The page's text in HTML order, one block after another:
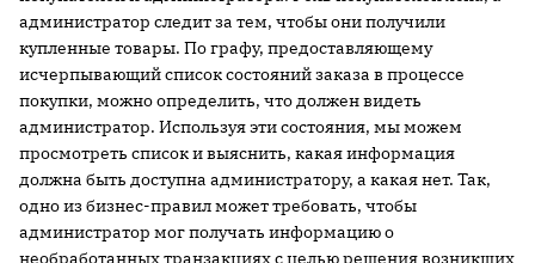
администратор следит за тем, чтобы они получили
купленные товары. По графу, предоставляющему
исчерпывающий список состояний заказа в процессе
покупки, можно определить, что должен видеть
администратор. Используя эти состояния, мы можем
просмотреть список и выяснить, какая информация
должна быть доступна администратору, а какая нет. Так,
одно из бизнес-правил может требовать, чтобы
администратор мог получать информацию о
необработанных транзакциях с целью решения возникших